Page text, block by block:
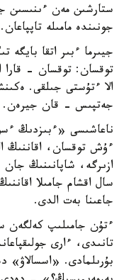
ستارشىن مەن ءىنىسىن
جونىندە مامىلە تاپپاعان.
جيىرما ءبىر اتقا
توقسان: توقسان - قارا
الا ءتۇستى جىلقى.
جەتپىس - قان جيرەن.
ناعاشىسى «ءبىزدىڭ
ءۇش توقسان، اقاننىڭ
ازىرگە، شاپانىنىڭ جان
سال اقشام جامىلا
جاعىنا بەت الدى.
ءتۇن جامىلىپ كەلگەن
تانىدى، ءارى
بۇرىلمادى. «اسسالاۋ»